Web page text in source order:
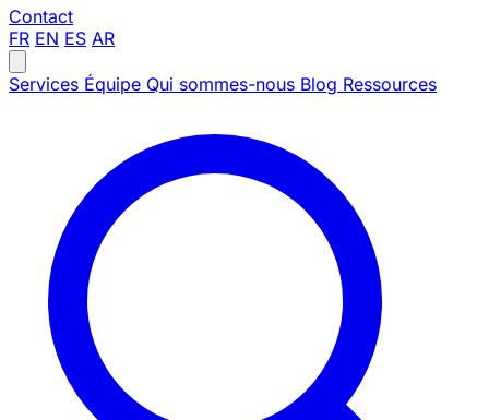
Contact
FR EN ES AR
Services Équipe Qui sommes-nous Blog Ressources